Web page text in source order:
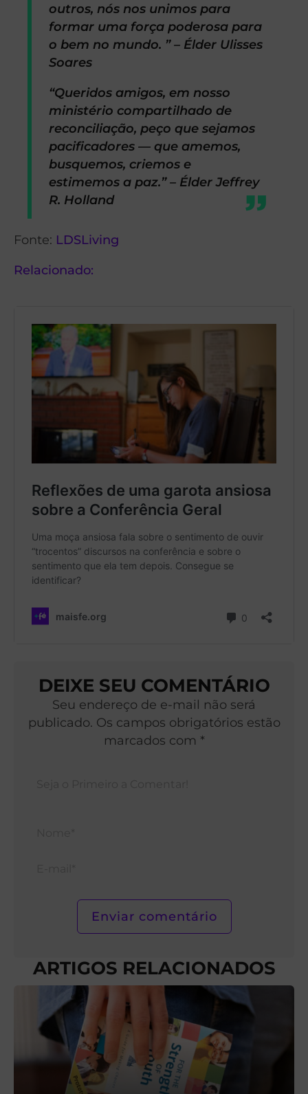
outros, nós nos unimos para
formar uma força poderosa para
o bem no mundo. ” – Élder Ulisses
Soares
“Queridos amigos, em nosso
ministério compartilhado de
reconciliação, peço que sejamos
pacificadores — que amemos,
busquemos, criemos e
estimemos a paz.” – Élder Jeffrey
R. Holland
Fonte: LDSLiving
Relacionado:
DEIXE SEU COMENTÁRIO
Seu endereço de e-mail não será
publicado. Os campos obrigatórios estão
marcados com *
ARTIGOS RELACIONADOS